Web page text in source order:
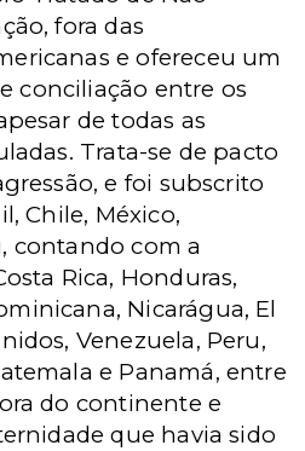
fora das
e ofereceu um
conciliação entre os
de todas as
Trata-se de pacto
e foi subscrito
Chile, México,
contando com a
Rica, Honduras,
Nicarágua, El
Venezuela, Peru,
e Panamá, entre
do continente e
que havia sido